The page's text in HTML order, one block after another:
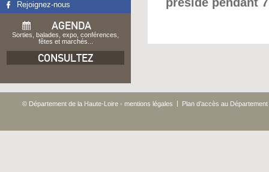
Rejoignez-nous
AGENDA
Sorties, balades, expo, conférences,
fêtes et marchés...
CONSULTEZ
© Département de la Haute-Loire - mentions légales | Plan d’accès au